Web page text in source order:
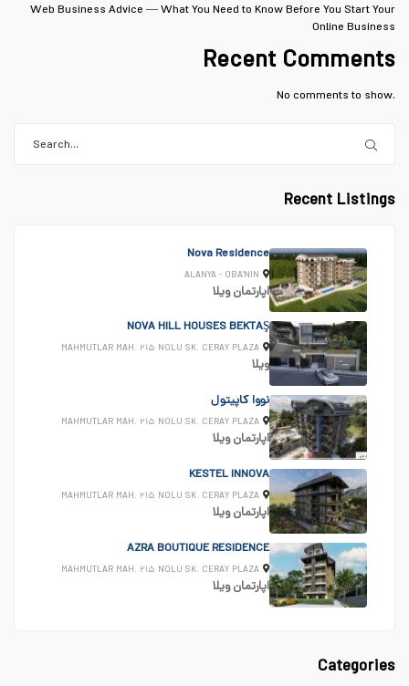
Web Business Advice — What You Need to Know Before You Start Your
Online Business
Recent Comments
No comments to show.
Recent Listings
Nova Residence
ALANYA - OBA'NIN
اپارتمانویلا
NOVA HILL HOUSES BEKTAŞ
MAHMUTLAR MAH. ۲۱۵ NOLU SK. CERAY PLAZA
ویلا
نووا کاپیتول
MAHMUTLAR MAH. ۲۱۵ NOLU SK. CERAY PLAZA
اپارتمانویلا
KESTEL INNOVA
MAHMUTLAR MAH. ۲۱۵ NOLU SK. CERAY PLAZA
اپارتمانویلا
AZRA BOUTIQUE RESIDENCE
MAHMUTLAR MAH. ۲۱۵ NOLU SK. CERAY PLAZA
اپارتمانویلا
Categories